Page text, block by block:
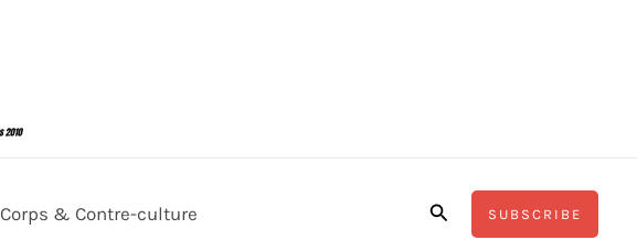
Corps & Contre-culture RechercherSUBSCRIBE